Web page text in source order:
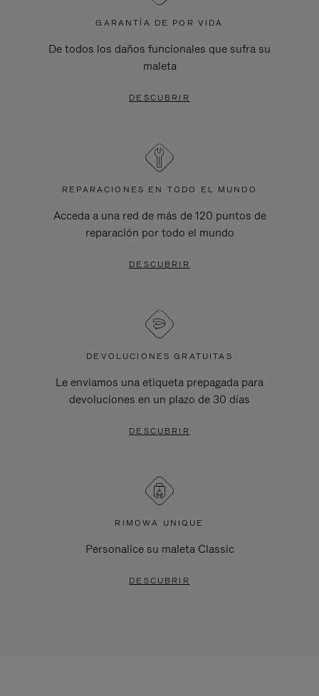
GARANTÍA DE POR VIDA
De todos los daños funcionales que sufra su
maleta
DESCUBRIR
REPARACIONES EN TODO EL MUNDO
Acceda a una red de más de 120 puntos de
reparación por todo el mundo
DESCUBRIR
DEVOLUCIONES GRATUITAS
Le enviamos una etiqueta prepagada para
devoluciones en un plazo de 30 días
DESCUBRIR
RIMOWA UNIQUE
Personalice su maleta Classic
DESCUBRIR